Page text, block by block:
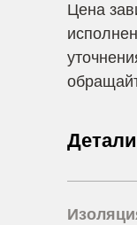
Цена
Детали